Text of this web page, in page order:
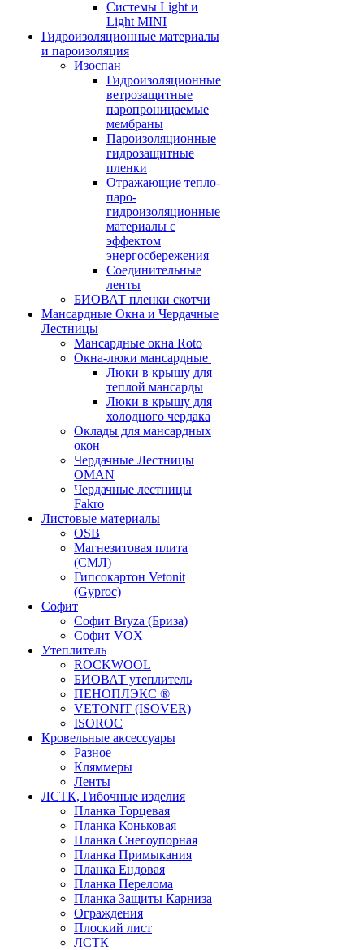
Системы Light и
Light MINI
Гидроизоляционные материалы
и пароизоляция
Изоспан
Гидроизоляционные
ветрозащитные
паропроницаемые
мембраны
Пароизоляционные
гидрозащитные
пленки
Отражающие тепло-
паро-
гидроизоляционные
материалы с
эффектом
энергосбережения
Соединительные
ленты
БИОВАТ пленки скотчи
Мансардные Окна и Чердачные
Лестницы
Мансардные окна Roto
Окна-люки мансардные
Люки в крышу для
теплой мансарды
Люки в крышу для
холодного чердака
Оклады для мансардных
окон
Чердачные Лестницы
OMAN
Чердачные лестницы
Fakro
Листовые материалы
OSB
Магнезитовая плита
(СМЛ)
Гипсокартон Vetonit
(Gyproc)
Софит
Софит Bryza (Бриза)
Софит VOX
Утеплитель
ROCKWOOL
БИОВАТ утеплитель
ПЕНОПЛЭКС ®
VETONIT (ISOVER)
ISOROC
Кровельные аксессуары
Разное
Кляммеры
Ленты
ЛСТК, Гибочные изделия
Планка Торцевая
Планка Коньковая
Планка Снегоупорная
Планка Примыкания
Планка Ендовая
Планка Перелома
Планка Защиты Карниза
Ограждения
Плоский лист
ЛСТК